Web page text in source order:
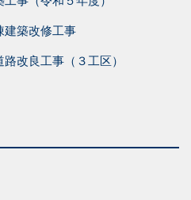
建築改修工事
改良工事（３工区）